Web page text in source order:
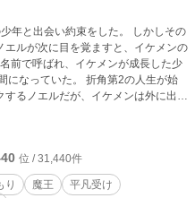
会い約束をした。 しかしその
ルが次に目を覚ますと、イケメンの
るノエルだが、イケメンは外に出る
拒めない。 昔出来なかっ
本来の姿を知らない。 魔族の
とも、も
位 / 31,440件
り 魔王
平凡受け